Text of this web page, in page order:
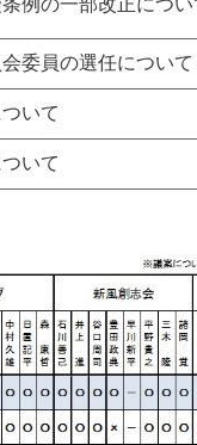
例の一部改正につい
委員の選任について
いて
いて